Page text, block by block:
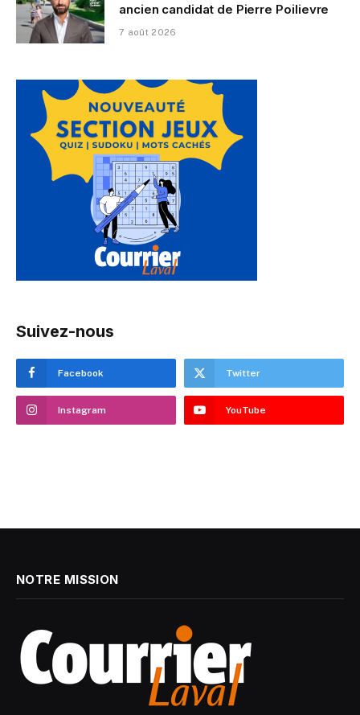
ancien candidat de Pierre Poilievre
7 août 2026
Suivez-nous
Facebook Twitter
Instagram YouTube
NOTRE MISSION